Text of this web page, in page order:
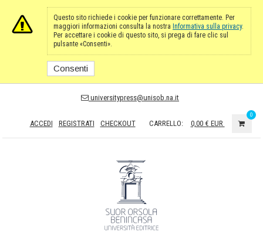
Questo sito richiede i cookie per funzionare correttamente. Per
maggiori informazioni consulta la nostra Informativa sulla privacy.
Per accettare i cookie di questo sito, si prega di fare clic sul
pulsante «Consenti».
Consenti
universitypress@unisob.na.it
ACCEDI REGISTRATI CHECKOUT CARRELLO: 0,00 € EUR
0